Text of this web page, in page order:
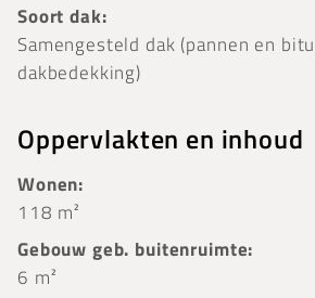
Soort dak:
Samengesteld dak (pannen en
dakbedekking)
Oppervlakten en inhoud
Wonen:
118 m²
Gebouw geb. buitenruimte:
6 m²